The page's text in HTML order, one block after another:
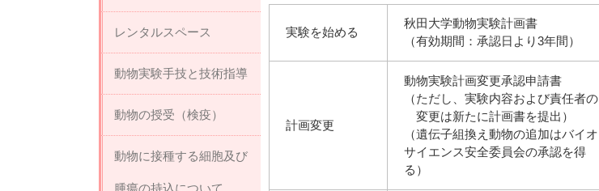
実験を始める
秋田大学動物実験計画書
（有効期間：承認日より3年間）
計画変更
動物実験計画変更承認申請書
（ただし、実験内容および責任者の
変更は新たに計画書を提出）
（遺伝子組換え動物の追加はバイオ
サイエンス安全委員会の承認を得
る）
レンタルスペース
動物実験手技と技術指導
動物の授受（検疫）
動物に接種する細胞及び
腫瘍の持込について